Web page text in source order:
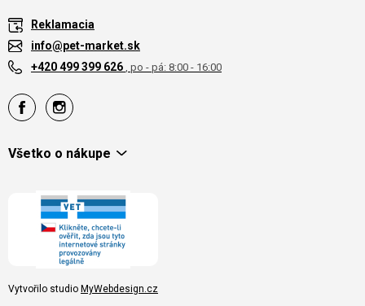
Reklamacia
info@pet-market.sk
+420 499 399 626 , po - pá: 8:00 - 16:00
Všetko o nákupe
Vytvořilo studio MyWebdesign.cz